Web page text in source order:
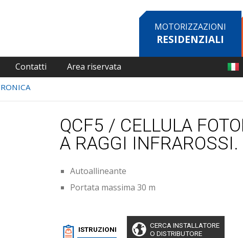
MOTORIZZAZIONI
RESIDENZIALI
Contatti Area riservata
QCF5 / CELLULA
A RAGGI INFRAROSSI.
Autoallineante
Portata massima 30 m
ISTRUZIONI
CERCA INSTALLATORE
O DISTRIBUTORE